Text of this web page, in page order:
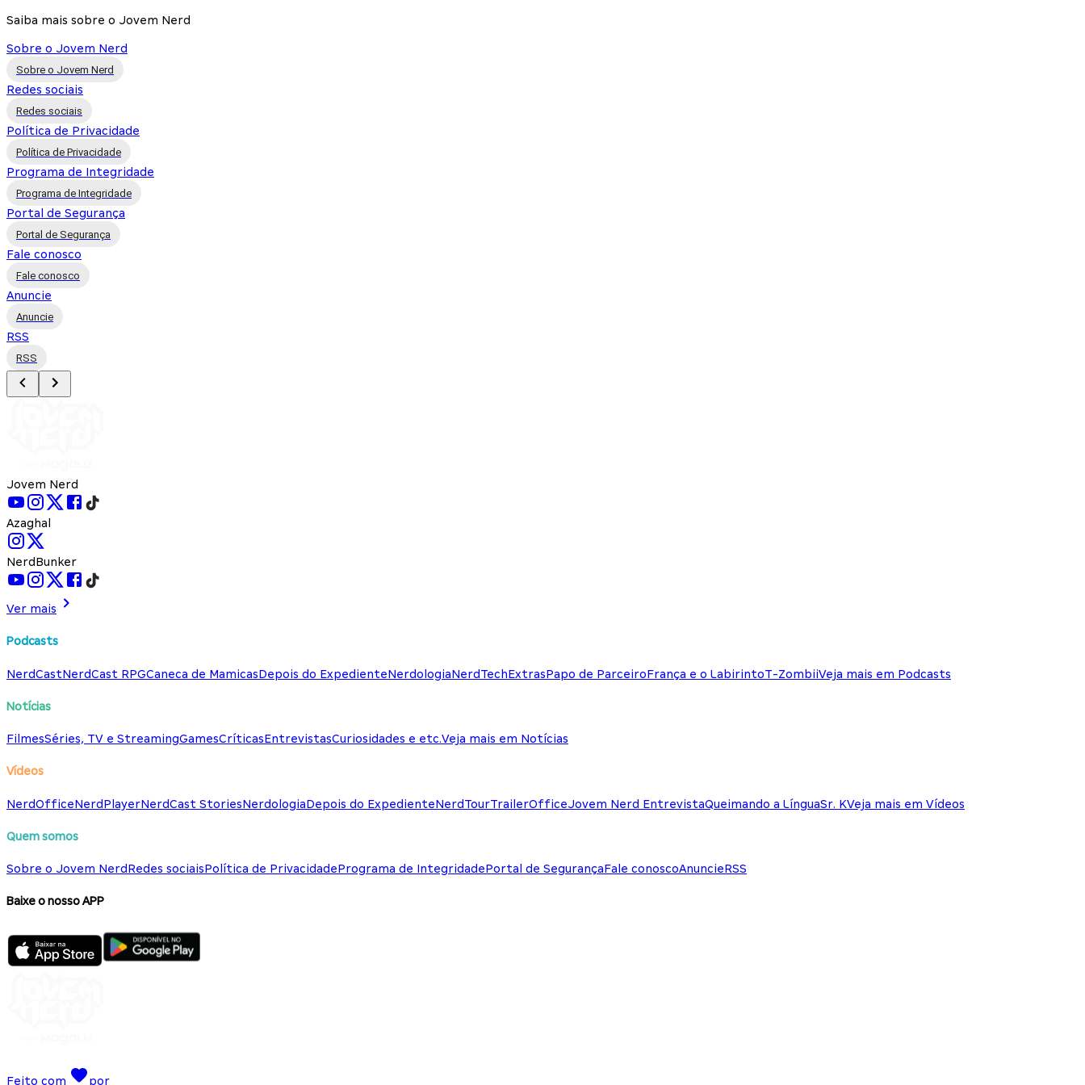
Saiba mais sobre o Jovem Nerd
Sobre o Jovem Nerd
Sobre o Jovem Nerd
Redes sociais
Redes sociais
Política de Privacidade
Política de Privacidade
Programa de Integridade
Programa de Integridade
Portal de Segurança
Portal de Segurança
Fale conosco
Fale conosco
Anuncie
Anuncie
RSS
RSS
Jovem Nerd
Azaghal
NerdBunker
Ver mais
Podcasts
NerdCastNerdCast RPGCaneca de MamicasDepois do ExpedienteNerdologiaNerdTechExtrasPapo de ParceiroFrança e o LabirintoT-ZombiiVeja mais em Podcasts
Notícias
FilmesSéries, TV e StreamingGamesCríticasEntrevistasCuriosidades e etc.Veja mais em Notícias
Vídeos
NerdOfficeNerdPlayerNerdCast StoriesNerdologiaDepois do ExpedienteNerdTourTrailerOfficeJovem Nerd EntrevistaQueimando a LínguaSr. KVeja mais em Vídeos
Quem somos
Sobre o Jovem NerdRedes sociaisPolítica de PrivacidadePrograma de IntegridadePortal de SegurançaFale conoscoAnuncieRSS
Baixe o nosso APP
Feito com por